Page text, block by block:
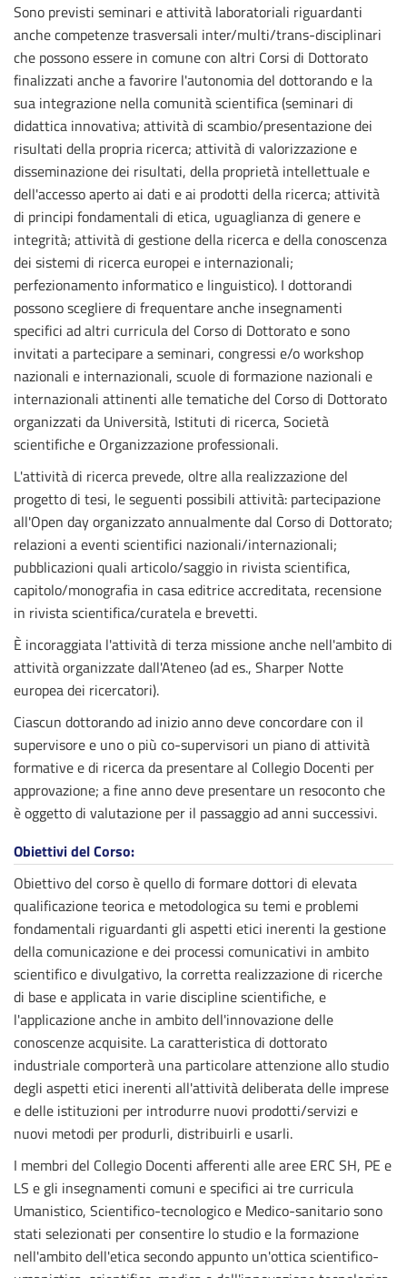
Sono previsti seminari e attività laboratoriali riguardanti
anche competenze trasversali inter/multi/trans-disciplinari
che possono essere in comune con altri Corsi di Dottorato
finalizzati anche a favorire l'autonomia del dottorando e la
sua integrazione nella comunità scientifica (seminari di
didattica innovativa; attività di scambio/presentazione dei
risultati della propria ricerca; attività di valorizzazione e
disseminazione dei risultati, della proprietà intellettuale e
dell'accesso aperto ai dati e ai prodotti della ricerca; attività
di principi fondamentali di etica, uguaglianza di genere e
integrità; attività di gestione della ricerca e della conoscenza
dei sistemi di ricerca europei e internazionali;
perfezionamento informatico e linguistico). I dottorandi
possono scegliere di frequentare anche insegnamenti
specifici ad altri curricula del Corso di Dottorato e sono
invitati a partecipare a seminari, congressi e/o workshop
nazionali e internazionali, scuole di formazione nazionali e
internazionali attinenti alle tematiche del Corso di Dottorato
organizzati da Università, Istituti di ricerca, Società
scientifiche e Organizzazione professionali.
L'attività di ricerca prevede, oltre alla realizzazione del
progetto di tesi, le seguenti possibili attività: partecipazione
all'Open day organizzato annualmente dal Corso di Dottorato;
relazioni a eventi scientifici nazionali/internazionali;
pubblicazioni quali articolo/saggio in rivista scientifica,
capitolo/monografia in casa editrice accreditata, recensione
in rivista scientifica/curatela e brevetti.
È incoraggiata l'attività di terza missione anche nell'ambito di
attività organizzate dall'Ateneo (ad es., Sharper Notte
europea dei ricercatori).
Ciascun dottorando ad inizio anno deve concordare con il
supervisore e uno o più co-supervisori un piano di attività
formative e di ricerca da presentare al Collegio Docenti per
approvazione; a fine anno deve presentare un resoconto che
è oggetto di valutazione per il passaggio ad anni successivi.
Obiettivi del Corso:
Obiettivo del corso è quello di formare dottori di elevata
qualificazione teorica e metodologica su temi e problemi
fondamentali riguardanti gli aspetti etici inerenti la gestione
della comunicazione e dei processi comunicativi in ambito
scientifico e divulgativo, la corretta realizzazione di ricerche
di base e applicata in varie discipline scientifiche, e
l'applicazione anche in ambito dell'innovazione delle
conoscenze acquisite. La caratteristica di dottorato
industriale comporterà una particolare attenzione allo studio
degli aspetti etici inerenti all'attività deliberata delle imprese
e delle istituzioni per introdurre nuovi prodotti/servizi e
nuovi metodi per produrli, distribuirli e usarli.
I membri del Collegio Docenti afferenti alle aree ERC SH, PE e
LS e gli insegnamenti comuni e specifici ai tre curricula
Umanistico, Scientifico-tecnologico e Medico-sanitario sono
stati selezionati per consentire lo studio e la formazione
nell'ambito dell'etica secondo appunto un'ottica scientifico-